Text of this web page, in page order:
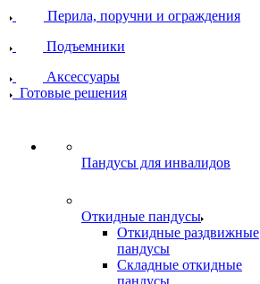
Перила, поручни и ограждения
Подъемники
Аксессуары
Готовые решения
Пандусы для инвалидов
Откидные пандусы
Откидные раздвижные
пандусы
Складные откидные
пандусы